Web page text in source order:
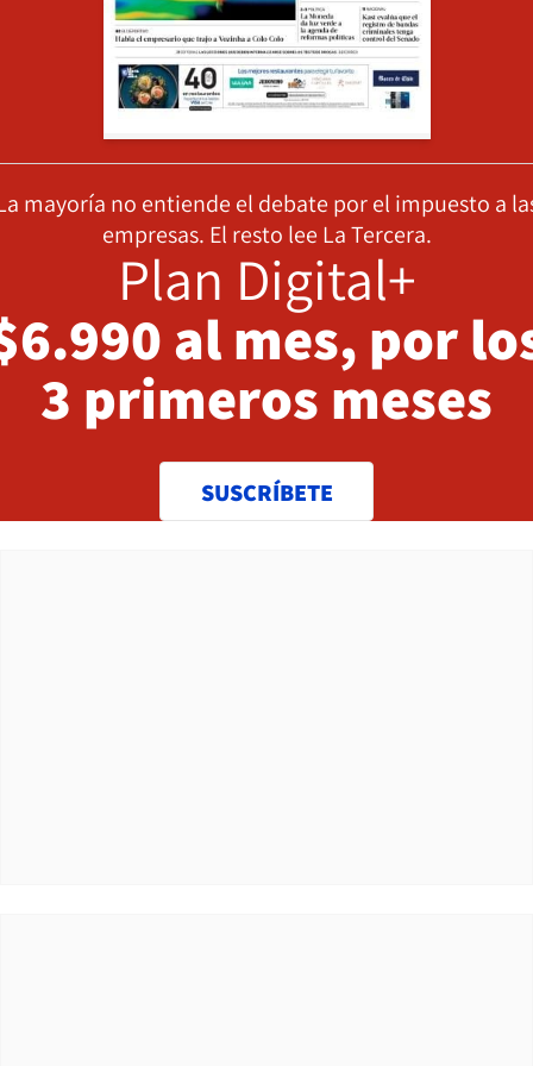
mayoría no entiende el debate por el impuesto a
empresas. El resto lee La Tercera.
Plan Digital+
al mes, por
3 primeros meses
SUSCRÍBETE